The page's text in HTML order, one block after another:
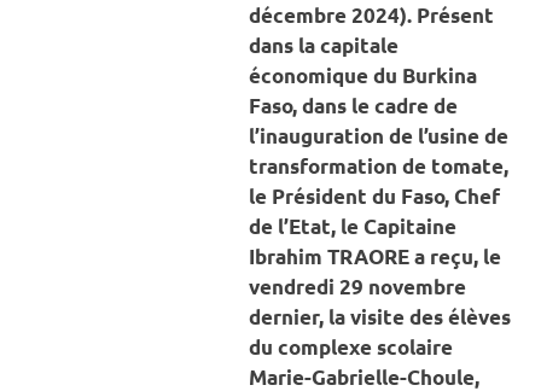
décembre 2024). Présent
dans la capitale
économique du Burkina
Faso, dans le cadre de
l’inauguration de l’usine de
transformation de tomate,
le Président du Faso, Chef
de l’Etat, le Capitaine
Ibrahim TRAORE a reçu, le
vendredi 29 novembre
dernier, la visite des élèves
du complexe scolaire
Marie-Gabrielle-Choule,